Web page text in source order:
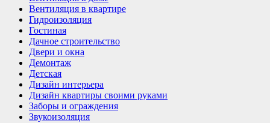
Вентиляция в квартире
Гидроизоляция
Гостиная
Дачное строительство
Двери и окна
Демонтаж
Детская
Дизайн интерьера
Дизайн квартиры своими руками
Заборы и ограждения
Звукоизоляция